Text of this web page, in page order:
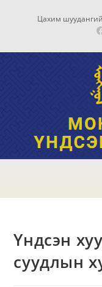
Цахим
Үндсэн
суудлын